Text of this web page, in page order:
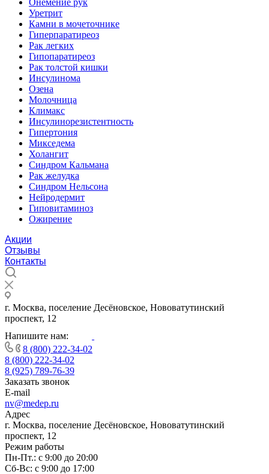
Онемение рук
Уретрит
Камни в мочеточнике
Гиперпаратиреоз
Рак легких
Гипопаратиреоз
Рак толстой кишки
Инсулинома
Озена
Молочница
Климакс
Инсулинорезистентность
Гипертония
Микседема
Холангит
Синдром Кальмана
Рак желудка
Синдром Нельсона
Нейродермит
Гиповитаминоз
Ожирение
Акции
Отзывы
Контакты
г. Москва, поселение Десёновское, Нововатутинский
проспект, 12
Напишите нам:
8 (800) 222-34-02
8 (800) 222-34-02
8 (925) 789-76-39
Заказать звонок
E-mail
nv@medep.ru
Адрес
г. Москва, поселение Десёновское, Нововатутинский
проспект, 12
Режим работы
Пн-Пт.: с 9:00 до 20:00
Cб-Вс: с 9:00 до 17:00